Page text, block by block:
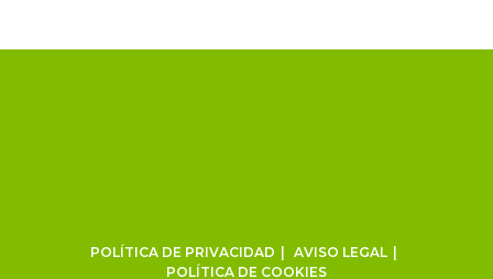
POLÍTICA DE PRIVACIDAD
AVISO LEGAL
POLÍTICA DE COOKIES